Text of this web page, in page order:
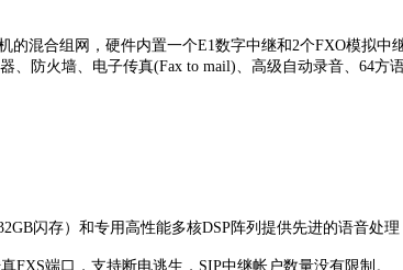
的混合组网，硬件内置一个E1数字中继和2个FXO模拟
、防火墙、电子传真(Fax to mail)、高级自动录音、64
闪存）和专用高性能多核DSP阵列提供先进的语音处理
真FXS端口，支持断电逃生，SIP中继帐户数量没有限制。